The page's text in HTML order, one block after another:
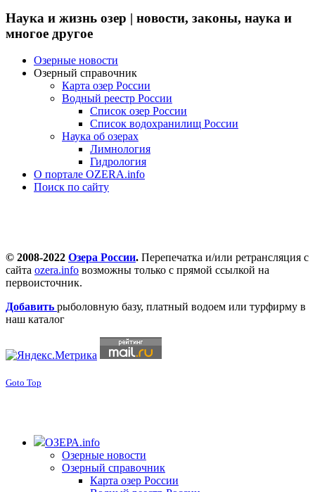
Наука и жизнь озер | новости, законы, наука и
многое другое
Озерные новости
Озерный справочник
Карта озер России
Водный реестр России
Список озер России
Список водохранилищ России
Наука об озерах
Лимнология
Гидрология
О портале OZERA.info
Поиск по сайту
© 2008-2022 Озера России. Перепечатка и/или ретрансляция с
сайта ozera.info возможны только с прямой ссылкой на
первоисточник.
Добавить рыболовную базу, платный водоем или турфирму в
наш каталог
Goto Top
ОЗЕРА.info
Озерные новости
Озерный справочник
Карта озер России